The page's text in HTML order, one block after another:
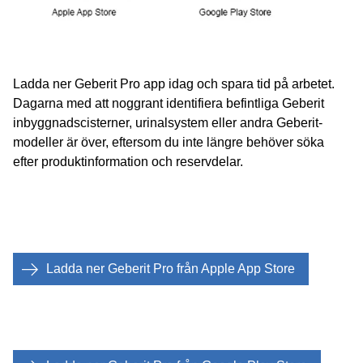
Geberit Pro-appensproduktidentifierareerbjuder en
snabb och enkel lösning för installatörer att ta reda på
vilken äldreinbyggnadscisternsom finns i väggen
med hjälp av sinsmartphones
identifiera vilken typ av urinalspolningsom används.
Geberit inbyggnadscisterner tillverkade från 1964 och
packas upp.
Ladda ner Geberit Pro app idag och spara tid på arbetet.
Dagarna med att noggrant identifiera befintliga Geberit
inbyggnadscisterner, urinalsystem eller andra Geberit-
modeller är över, eftersom du inte längre behöver söka
efter produktinformation och reservdelar.
Ladda ner Geberit Pro från Apple App Store